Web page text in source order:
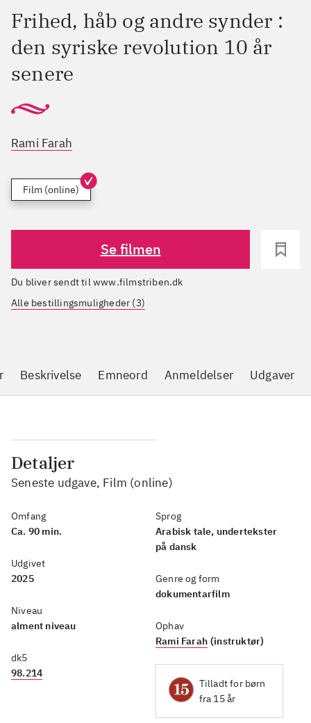
Frihed, håb og andre synder :
den syriske revolution 10 år
senere
Rami Farah
Film (online)
Se filmen
Du bliver sendt til www.filmstriben.dk
Alle bestillingsmuligheder (3)
Beskrivelse Emneord Anmeldelser Udgaver
Detaljer
Seneste udgave, Film (online)
Omfang
Ca. 90 min.
Udgivet
2025
Niveau
alment niveau
dk5
98.214
Sprog
Arabisk tale, undertekster
på dansk
Genre og form
dokumentarfilm
Ophav
Rami Farah (instruktør)
Tilladt for børn
fra 15 år